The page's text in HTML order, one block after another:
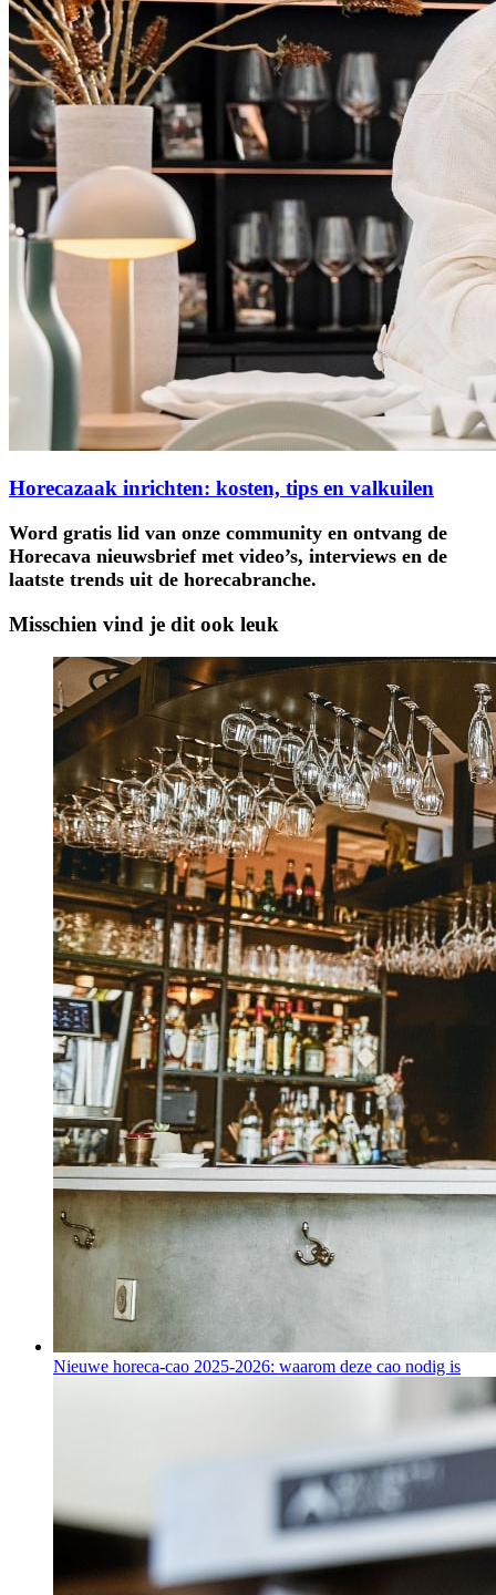
Horecazaak inrichten: kosten, tips en valkuilen
Word gratis lid van onze community en ontvang de
Horecava nieuwsbrief met video’s, interviews en de
laatste trends uit de horecabranche.
Misschien vind je dit ook leuk
Nieuwe horeca-cao 2025-2026: waarom deze cao nodig is